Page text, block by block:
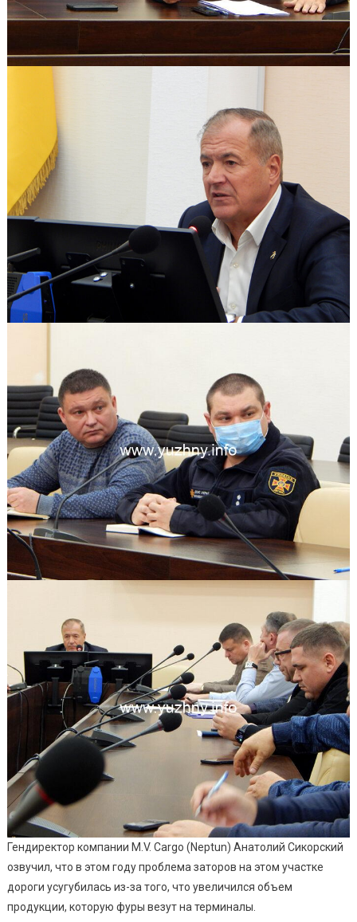
Гендиректор компании M.V. Cargo (Neptun) Анатолий Сикорский
озвучил, что в этом году проблема заторов на этом участке
дороги усугубилась из-за того, что увеличился объем
продукции, которую фуры везут на терминалы.